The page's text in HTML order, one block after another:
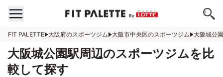
FIT PALETTE 大阪府のスポーツジム 大阪市中央区のスポーツジム 大阪城公
大阪城公園駅周辺のスポーツジムを比
較して探す